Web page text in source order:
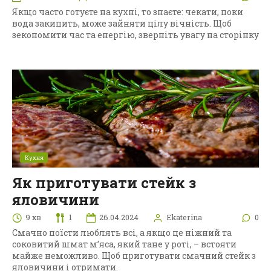
Якщо часто готуєте на кухні, то знаєте: чекати, поки
вода закипить, може зайняти цілу вічність. Щоб
зекономити час та енергію, зверніть увагу на сторінку
Кухня
Як приготувати стейк з
яловичини
9 хв 1 26.04.2024 Ekaterina 0
Смачно поїсти люблять всі, а якщо це ніжний та
соковитий шмат м’яса, який тане у роті, – встояти
майже неможливо. Щоб приготувати смачний стейк з
яловичини і отримати.